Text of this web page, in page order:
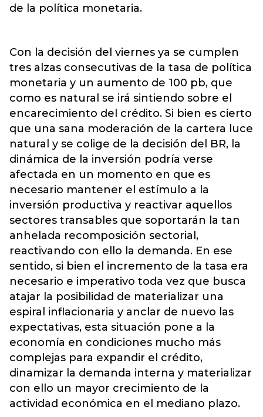
de la política monetaria.
Con la decisión del viernes ya se cumplen
tres alzas consecutivas de la tasa de política
monetaria y un aumento de 100 pb, que
como es natural se irá sintiendo sobre el
encarecimiento del crédito. Si bien es cierto
que una sana moderación de la cartera luce
natural y se colige de la decisión del BR, la
dinámica de la inversión podría verse
afectada en un momento en que es
necesario mantener el estímulo a la
inversión productiva y reactivar aquellos
sectores transables que soportarán la tan
anhelada recomposición sectorial,
reactivando con ello la demanda. En ese
sentido, si bien el incremento de la tasa era
necesario e imperativo toda vez que busca
atajar la posibilidad de materializar una
espiral inflacionaria y anclar de nuevo las
expectativas, esta situación pone a la
economía en condiciones mucho más
complejas para expandir el crédito,
dinamizar la demanda interna y materializar
con ello un mayor crecimiento de la
actividad económica en el mediano plazo.